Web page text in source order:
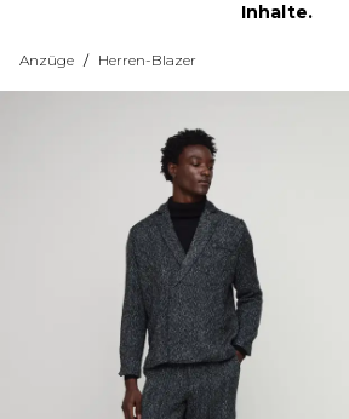
Inhalte.
Anzüge / Herren-Blazer